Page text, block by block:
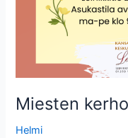
Miesten kerho
Helmi